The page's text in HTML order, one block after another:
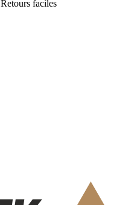
Retours faciles